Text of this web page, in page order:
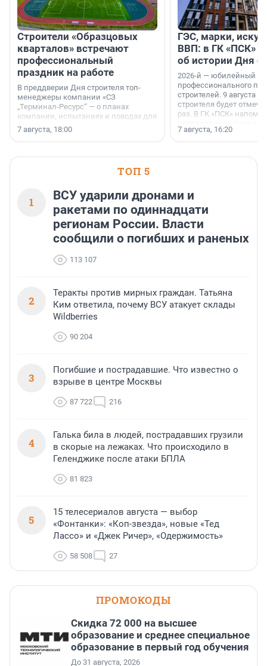
Строители «Образцовых
кварталов» встречают
профессиональный
праздник на работе
В преддверии Дня строителя топ-
менеджеры компании «СЗ
„Терминал-Ресурс“ — о планах
компании, испытаниях и поводах для
осторожного оптимизма.
7 августа, 18:00
ГЭС, марки,
ВВП: в ГК «ПСК»
об истории Дня
2026-й — юбилейный
профессионального
строителей. 9 августа
строителя будет
раз. В ГК «ПСК»
поменялась роль
7 августа, 16:20
ТОП 5
1
ВСУ ударили дронами и
ракетами по одиннадцати
регионам России. Власти
сообщили о погибших и раненых
113 107
2
Теракты против мирных граждан. Татьяна
Ким ответила, почему ВСУ атакует склады
Wildberries
90 204
3
Погибшие и пострадавшие. Что известно о
взрыве в центре Москвы
87 722 216
4
Галька била в людей, пострадавших грузили
в скорые на лежаках. Что происходило в
Геленджике после атаки БПЛА
81 823
5
15 телесериалов августа — выбор
«Фонтанки»: «Коп-звезда», новые «Тед
Лассо» и «Джек Ричер», «Одержимость»
58 508 27
ПРОМОКОДЫ
Скидка 72 000 на высшее
образование и среднее специальное
образование в первый год обучения
До 31 августа, 2026